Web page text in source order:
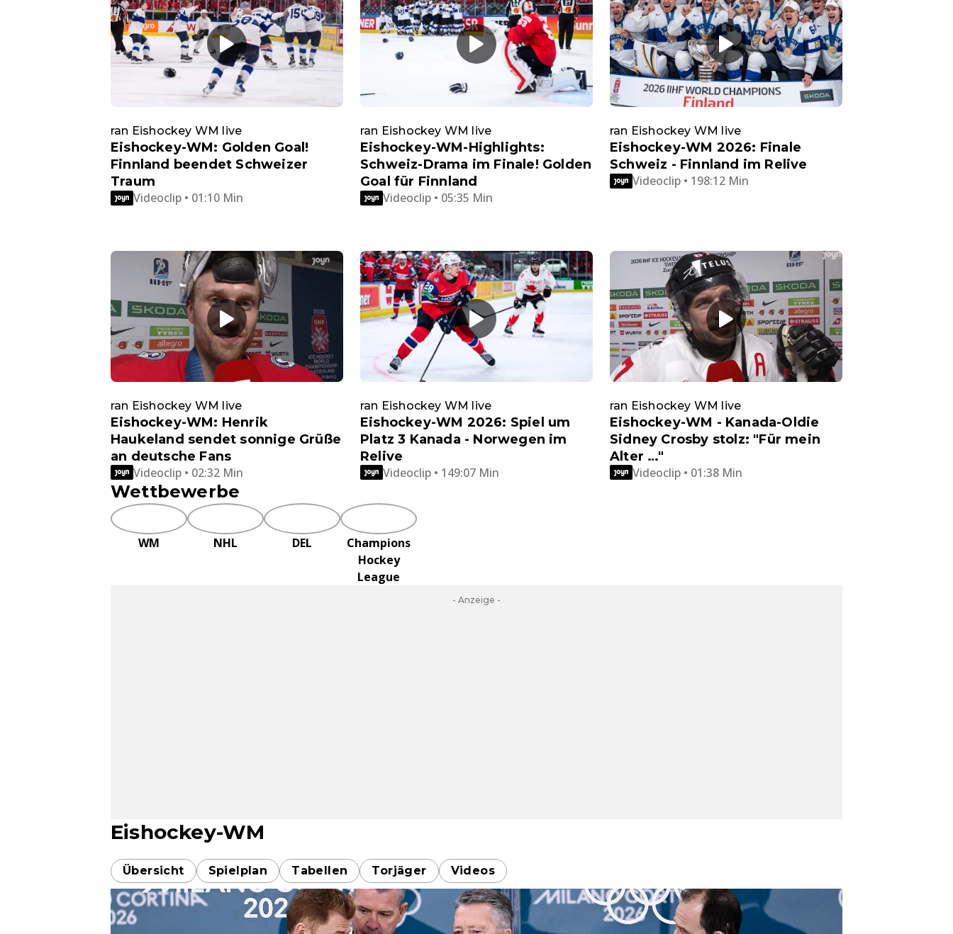
ran Eishockey WM live
Eishockey-WM: Golden Goal!
Finnland beendet Schweizer
Traum
Videoclip • 01:10 Min
ran Eishockey WM live
Eishockey-WM-Highlights:
Schweiz-Drama im Finale! Golden
Goal für Finnland
Videoclip • 05:35 Min
ran Eishockey WM live
Eishockey-WM 2026: Finale
Schweiz - Finnland im Relive
Videoclip • 198:12 Min
ran Eishockey WM live
Eishockey-WM: Henrik
Haukeland sendet sonnige Grüße
an deutsche Fans
Videoclip • 02:32 Min
ran Eishockey WM live
Eishockey-WM 2026: Spiel um
Platz 3 Kanada - Norwegen im
Relive
Videoclip • 149:07 Min
ran Eishockey WM live
Eishockey-WM - Kanada-Oldie
Sidney Crosby stolz: "Für mein
Alter …"
Videoclip • 01:38 Min
Wettbewerbe
WM NHL DEL
Champions
Hockey
League
- Anzeige -
Eishockey-WM
Übersicht Spielplan Tabellen Torjäger Videos